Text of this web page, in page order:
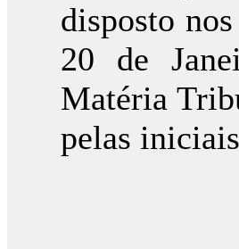
disposto
20 de
Matéria
pelas